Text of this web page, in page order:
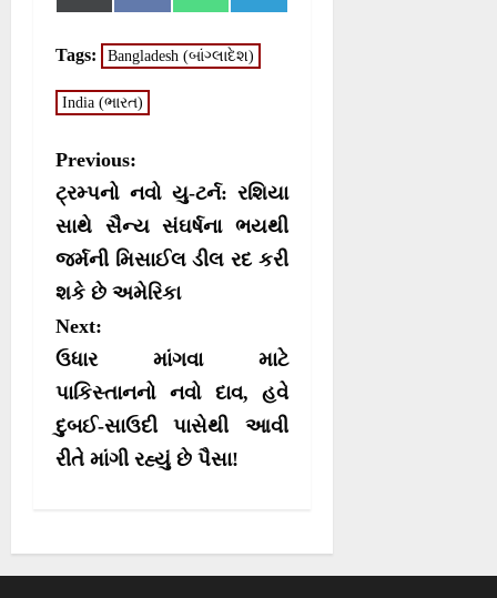
r
e
o
n
w
i
t
t
)
r
e
e
b
r
e
t
s
Tags: Bangladesh (બાંગ્લાદેશ)
India (ભારત)
P
o
s
t
n
a
v
i
g
i
Previous:
ટ્રમ્પનો નવો યુ-ટર્ન: રશિયા
સાથે સૈન્ય સંઘર્ષના ભયથી
જર્મની મિસાઈલ ડીલ રદ કરી
શકે છે અમેરિકા
Next:
ઉધાર માંગવા માટે
પાકિસ્તાનનો નવો દાવ, હવે
દુબઈ-સાઉદી પાસેથી આવી
રીતે માંગી રહ્યું છે પૈસા!